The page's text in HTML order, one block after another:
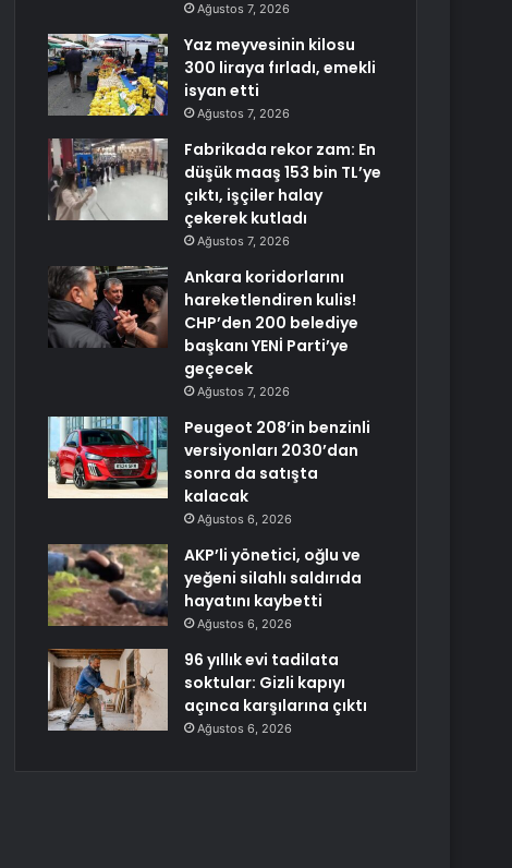
Ağustos 7, 2026
Yaz meyvesinin kilosu
300 liraya fırladı, emekli
isyan etti
Ağustos 7, 2026
Fabrikada rekor zam: En
düşük maaş 153 bin TL’ye
çıktı, işçiler halay
çekerek kutladı
Ağustos 7, 2026
Ankara koridorlarını
hareketlendiren kulis!
CHP’den 200 belediye
başkanı YENİ Parti’ye
geçecek
Ağustos 7, 2026
Peugeot 208’in benzinli
versiyonları 2030’dan
sonra da satışta
kalacak
Ağustos 6, 2026
AKP’li yönetici, oğlu ve
yeğeni silahlı saldırıda
hayatını kaybetti
Ağustos 6, 2026
96 yıllık evi tadilata
soktular: Gizli kapıyı
açınca karşılarına çıktı
Ağustos 6, 2026